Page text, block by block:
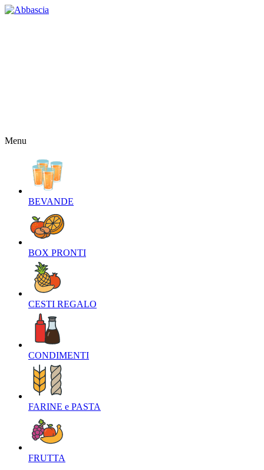
Menu
BEVANDE‎
BOX PRONTI‎
CESTI REGALO‎
CONDIMENTI‎
FARINE e PASTA‎
FRUTTA‎